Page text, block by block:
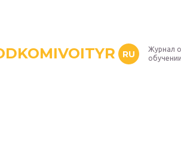
RU
Журнал
обучении